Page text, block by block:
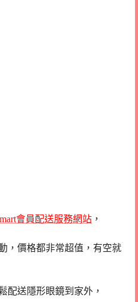
會員配送服務網站 ，
，價格都非常超值，有空就
配送隱形眼鏡到家外，